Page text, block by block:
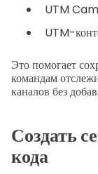
UTM
UTM-
Это помогает
командам
каналов без
Создать
кода